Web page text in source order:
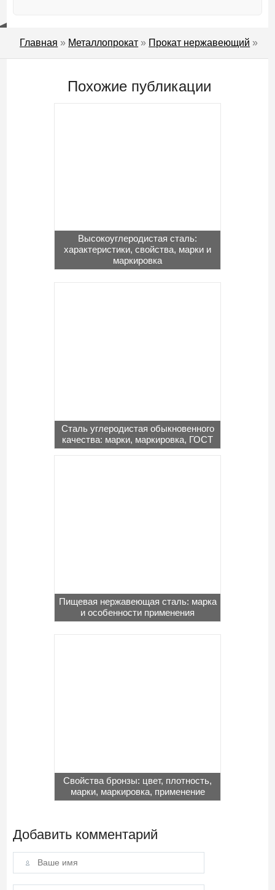
Главная » Металлопрокат » Прокат нержавеющий »
Похожие публикации
Высокоуглеродистая сталь:
характеристики, свойства, марки и
маркировка
Сталь углеродистая обыкновенного
качества: марки, маркировка, ГОСТ
Пищевая нержавеющая сталь: марка
и особенности применения
Свойства бронзы: цвет, плотность,
марки, маркировка, применение
Добавить комментарий